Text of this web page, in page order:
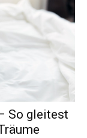
So gleitest